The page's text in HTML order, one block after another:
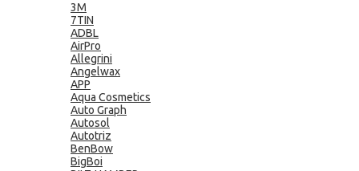
3M
7TIN
ADBL
AirPro
Allegrini
Angelwax
APP
Aqua Cosmetics
Auto Graph
Autosol
Autotriz
BenBow
BigBoi